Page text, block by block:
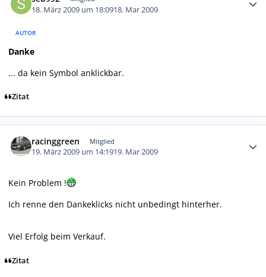
18. März 2009 um 18:0918. Mar 2009
AUTOR
Danke
... da kein Symbol anklickbar.
Zitat
racinggreen Mitglied
19. März 2009 um 14:1919. Mar 2009
Kein Problem !
Ich renne den Dankeklicks nicht unbedingt hinterher.
Viel Erfolg beim Verkauf.
Zitat